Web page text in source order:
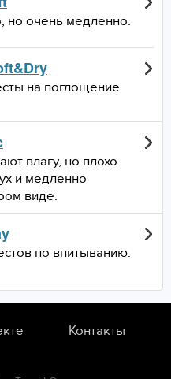
но очень медленно.
на поглощение
влагу, но плохо
и медленно
виде.
по впитыванию.
Контакты